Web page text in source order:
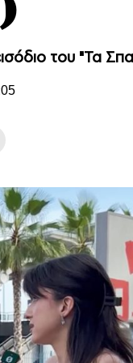
του "Τα